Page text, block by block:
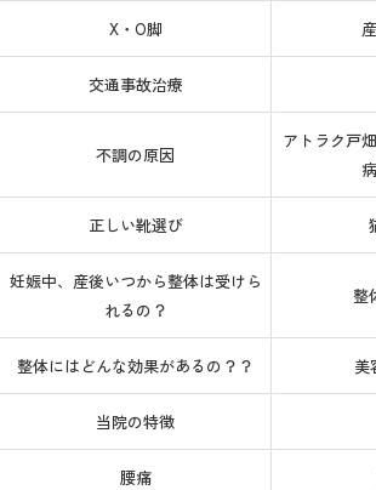
X・O脚
交通事故治療
不調の原因
アトラク戸
正しい靴選び
妊娠中、産後いつから整体は受けら
れるの？
整
整体にはどんな効果があるの？？ 美
当院の特徴
腰痛